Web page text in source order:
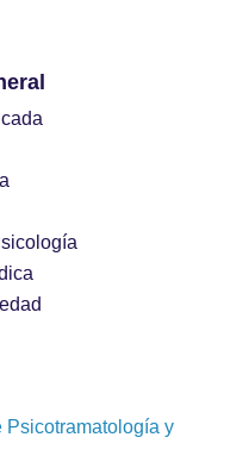
Psicotramatología y